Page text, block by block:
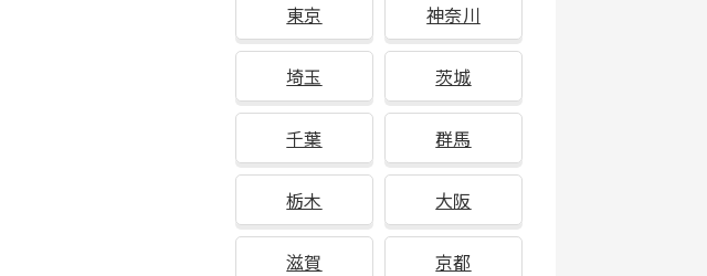
東京 神奈川
埼玉 茨城
千葉 群馬
栃木 大阪
滋賀 京都